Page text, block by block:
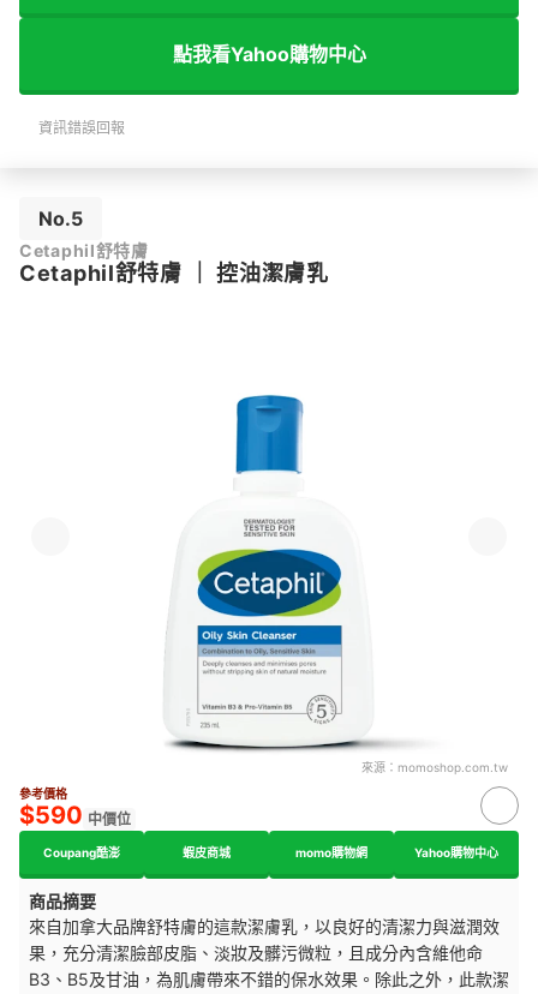
點我看Yahoo購物中心
資訊錯誤回報
No.5
Cetaphil舒特膚
Cetaphil舒特膚 ｜控油潔膚乳
來源： momoshop.com.tw
參考價格
$590 中價位
Coupang酷澎 蝦皮商城 momo購物網 Yahoo購物中心
商品摘要
來自加拿大品牌舒特膚的這款潔膚乳 ，以良好的清潔力與滋潤效
果，充分清潔臉部皮脂、淡妝及髒污微粒，且成分內含維他命
B3、B5及甘油，為肌膚帶來不錯的保水效果。除此之外，此款潔